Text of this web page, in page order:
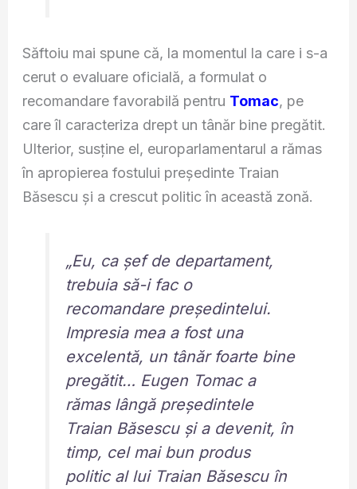
Săftoiu mai spune că, la momentul la care i s-a
cerut o evaluare oficială, a formulat o
recomandare favorabilă pentru Tomac, pe
care îl caracteriza drept un tânăr bine pregătit.
Ulterior, susține el, europarlamentarul a rămas
în apropierea fostului președinte Traian
Băsescu și a crescut politic în această zonă.
„Eu, ca șef de departament,
trebuia să-i fac o
recomandare președintelui.
Impresia mea a fost una
excelentă, un tânăr foarte bine
pregătit… Eugen Tomac a
rămas lângă președintele
Traian Băsescu și a devenit, în
timp, cel mai bun produs
politic al lui Traian Băsescu în